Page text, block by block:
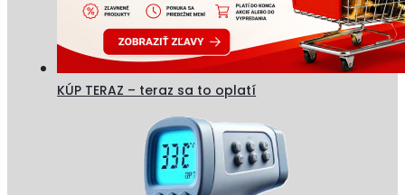
KÚP TERAZ – teraz sa to oplatí